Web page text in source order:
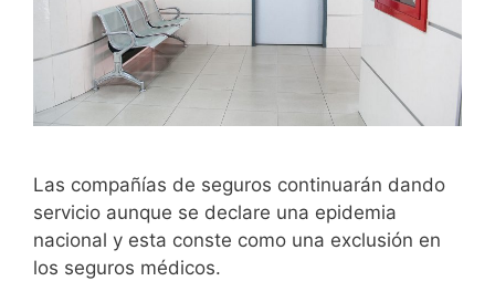
Las compañías de seguros continuarán dando
servicio aunque se declare una epidemia
nacional y esta conste como una exclusión en
los seguros médicos.